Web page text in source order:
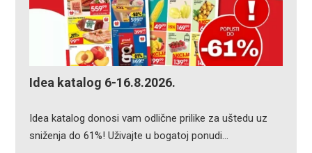
Idea katalog 6-16.8.2026.
Idea katalog donosi vam odlične prilike za uštedu uz
sniženja do 61%! Uživajte u bogatoj ponudi…